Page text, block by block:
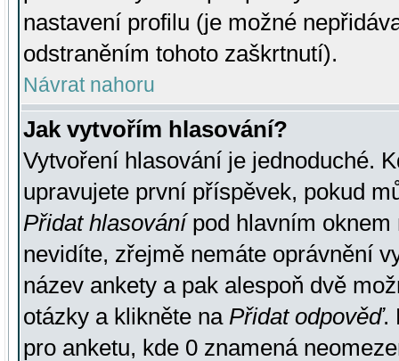
nastavení profilu (je možné
odstraněním tohoto zaškrtnutí).
Návrat nahoru
Jak vytvořím hlasování?
Vytvoření hlasování je jednoduché.
upravujete první příspěvek, pokud
Přidat hlasovánípod hlavním oknem
nevidíte, zřejmě nemáte oprávnění
název ankety a pak alespoň dvě
otázky a klikněte na Přidat odpověď.
pro anketu, kde 0 znamená